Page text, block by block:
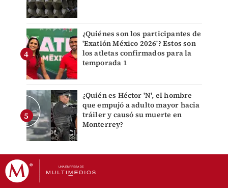
¿Quiénes son los participantes de
'Exatlón México 2026'? Estos son
los atletas confirmados para la
temporada 1
¿Quién es Héctor 'N', el hombre
que empujó a adulto mayor hacia
tráiler y causó su muerte en
Monterrey?